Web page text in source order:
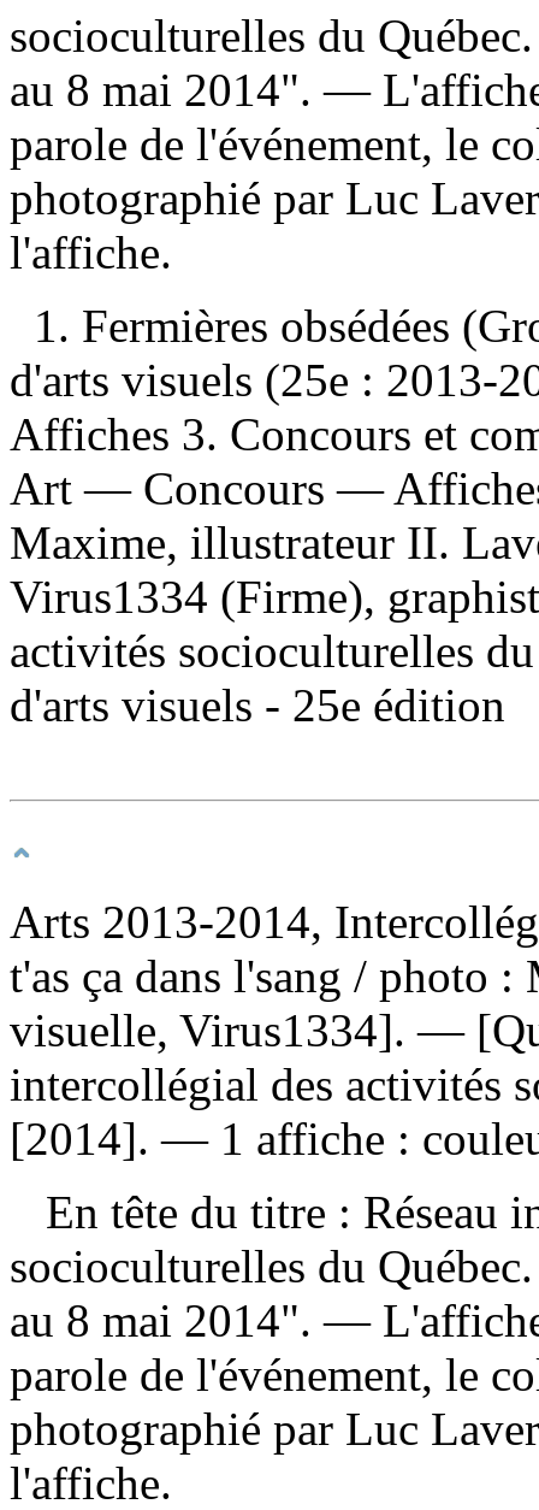
socioculturelles du
au 8 mai 2014". —
parole de l'événement, le
photographié par Luc
l'affiche.
1. Fermières obsédées
d'arts visuels (25e : 2013-
Affiches 3. Concours et
Art — Concours —
Maxime, illustrateur II.
Virus1334 (Firme),
activités socioculturelles
d'arts visuels - 25e édition
Arts 2013-2014,
t'as ça dans l'sang / photo :
visuelle, Virus1334]. —
intercollégial des activités
[2014]. — 1 affiche :
En tête du titre : Réseau
socioculturelles du
au 8 mai 2014". —
parole de l'événement, le
photographié par Luc
l'affiche.